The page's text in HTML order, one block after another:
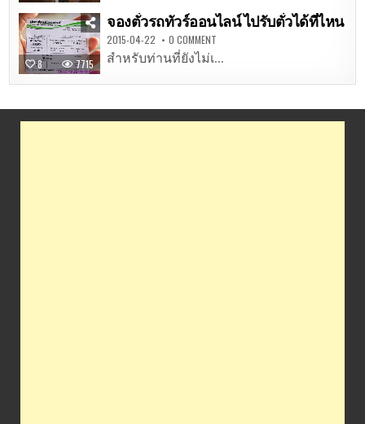
8 7715
จองตั๋วรถทัวร์ออนไลน์ ไปรับตั๋วได้ที่ไหน
2015-04-22 0 COMMENT
สำหรับท่านที่ยังไม่เ...